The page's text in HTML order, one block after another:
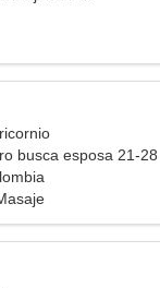
busca esposa 21-28